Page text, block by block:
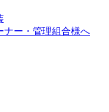
ナー・管理組合様へ